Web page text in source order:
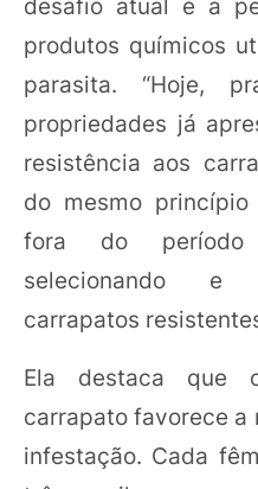
produtos químicos
parasita. “Hoje,
propriedades já
resistência aos
do mesmo
fora do período
selecionando e
carrapatos
Ela destaca que
carrapato favorece
infestação. Cada